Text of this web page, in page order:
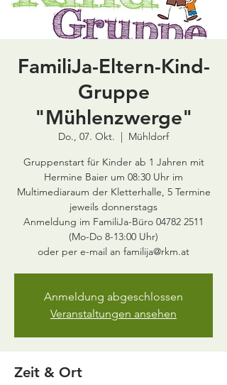
FamiliJa-Eltern-Kind-
Gruppe
"Mühlenzwerge"
Do., 07. Okt.
  |
Mühldorf
Gruppenstart für Kinder ab 1 Jahren mit
Hermine Baier um 08:30 Uhr im
Multimediaraum der Kletterhalle, 5 Termine
jeweils donnerstags
Anmeldung im FamiliJa-Büro 04782 2511
(Mo-Do 8-13:00 Uhr)
oder per e-mail an familija@rkm.at
Anmeldung abgeschlossen
Veranstaltungen ansehen
Zeit & Ort